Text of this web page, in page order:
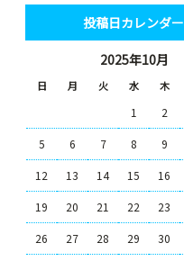
投稿日カレンダー
2025年10月
日 月 火 水 木
1 2
5 6 7 8 9
12 13 14 15 16
19 20 21 22 23
26 27 28 29 30